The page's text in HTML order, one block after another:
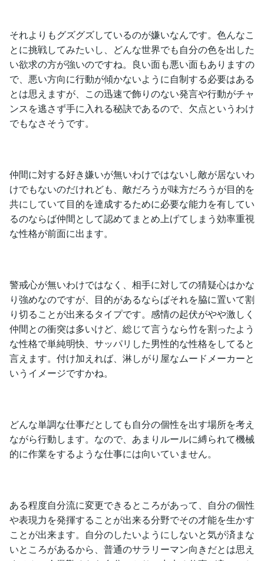
それよりもグズグズしているのが嫌いなんです。色んなこ
とに挑戦してみたいし、どんな世界でも自分の色を出した
い欲求の方が強いのですね。良い面も悪い面もありますの
で、悪い方向に行動が傾かないように自制する必要はある
とは思えますが、この迅速で飾りのない発言や行動がチャ
ンスを逃さず手に入れる秘訣であるので、欠点というわけ
でもなさそうです。
仲間に対する好き嫌いが無いわけではないし敵が居ないわ
けでもないのだけれども、敵だろうが味方だろうが目的を
共にしていて目的を達成するために必要な能力を有してい
るのならば仲間として認めてまとめ上げてしまう効率重視
な性格が前面に出ます。
警戒心が無いわけではなく、相手に対しての猜疑心はかな
り強めなのですが、目的があるならばそれを脇に置いて割
り切ることが出来るタイプです。感情の起伏がやや激しく
仲間との衝突は多いけど、総じて言うなら竹を割ったよう
な性格で単純明快、サッパリした男性的な性格をしてると
言えます。付け加えれば、淋しがり屋なムードメーカーと
いうイメージですかね。
どんな単調な仕事だとしても自分の個性を出す場所を考え
ながら行動します。なので、あまりルールに縛られて機械
的に作業をするような仕事には向いていません。
ある程度自分流に変更できるところがあって、自分の個性
や表現力を発揮することが出来る分野でその才能を生かす
ことが出来ます。自分のしたいようにしないと気が済まな
いところがあるから、普通のサラリーマン向きだとは思え